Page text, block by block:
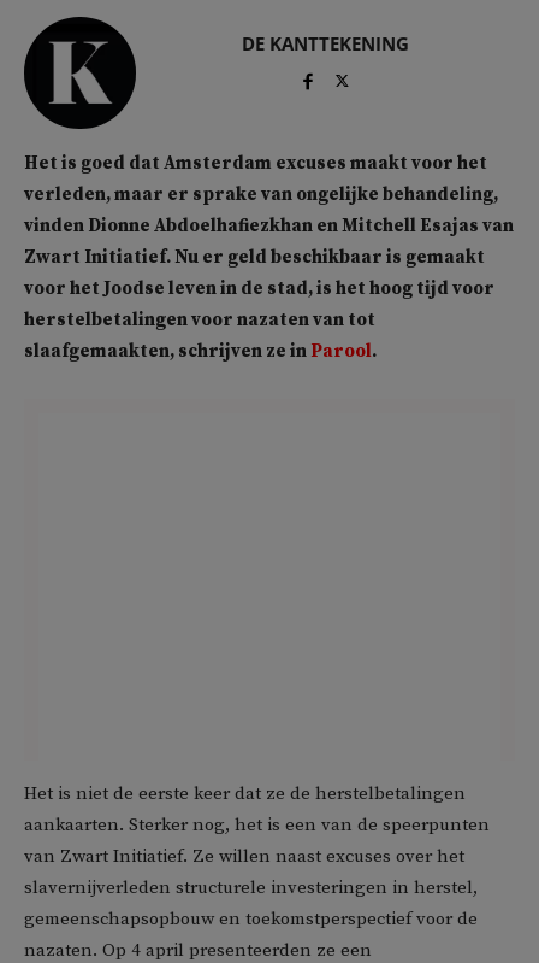
DE KANTTEKENING
Het is goed dat Amsterdam excuses maakt voor het
verleden, maar er sprake van ongelijke behandeling,
vinden Dionne Abdoelhafiezkhan en Mitchell Esajas van
Zwart Initiatief. Nu er geld beschikbaar is gemaakt
voor het Joodse leven in de stad, is het hoog tijd voor
herstelbetalingen voor nazaten van tot
slaafgemaakten, schrijven ze in Parool.
Het is niet de eerste keer dat ze de herstelbetalingen
aankaarten. Sterker nog, het is een van de speerpunten
van Zwart Initiatief. Ze willen naast excuses over het
slavernijverleden structurele investeringen in herstel,
gemeenschapsopbouw en toekomstperspectief voor de
nazaten. Op 4 april presenteerden ze een